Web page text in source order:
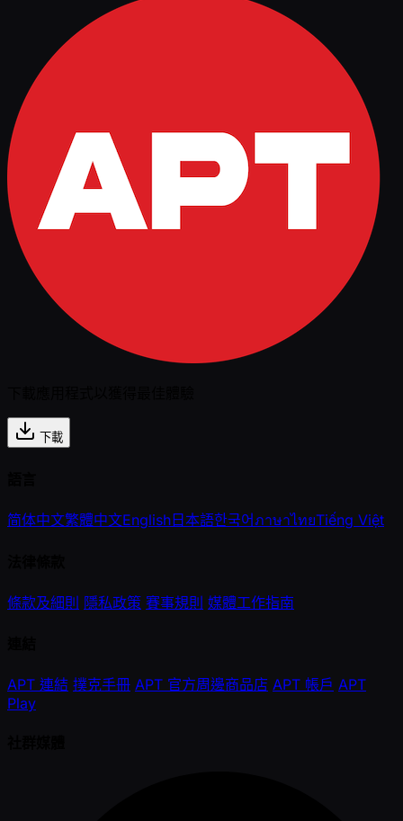
下載
简体中文繁體中文English日本語한국어ภาษาไทยTiếng Việt
條款及細則 隱私政策 賽事規則 媒體工作指南
APT 連結 撲克手冊 APT 官方周邊商品店 APT 帳戶 APT
Play